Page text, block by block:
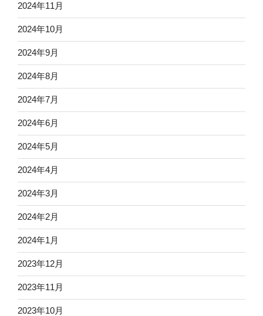
2024年11月
2024年10月
2024年9月
2024年8月
2024年7月
2024年6月
2024年5月
2024年4月
2024年3月
2024年2月
2024年1月
2023年12月
2023年11月
2023年10月